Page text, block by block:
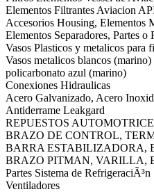
Elementos Filtrantes Aviacion
Accesorios Housing, Elementos
Elementos Separadores, Partes o
Vasos Plasticos y metalicos para
Vasos metalicos blancos
policarbonato azul (marino)
Conexiones Hidraulicas
Acero Galvanizado, Acero
Antiderrame Leakgard
REPUESTOS
BRAZO DE CONTROL,
BARRA ESTABILIZADORA,
BRAZO PITMAN, VARILLA,
Partes Sistema de RefrigeraciÃ³n
Ventiladores